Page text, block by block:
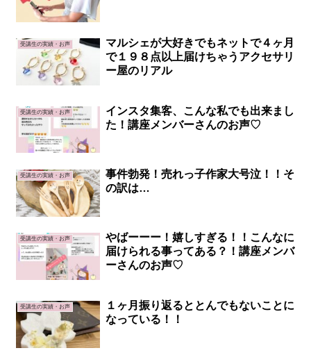
受講生の実績・お声
マルシェが大好きでもネットで４ヶ月
で１９８点以上届けちゃうアクセサリ
ー屋のリアル
受講生の実績・お声
インスタ集客、こんな私でも出来まし
た！講座メンバーさんのお声♡
受講生の実績・お声
事件勃発！売れっ子作家大号泣！！そ
の訳は…
受講生の実績・お声
やばーーー！嬉しすぎる！！こんなに
届けられる事ってある？！講座メンバ
ーさんのお声♡
受講生の実績・お声
１ヶ月振り返るととんでもないことに
なっている！！